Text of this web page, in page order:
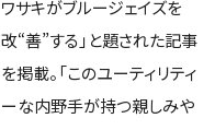
ワサキがブルージェイズを
改“善”する」と題された記事
を掲載。「このユーティリティ
ーな内野手が持つ親しみや